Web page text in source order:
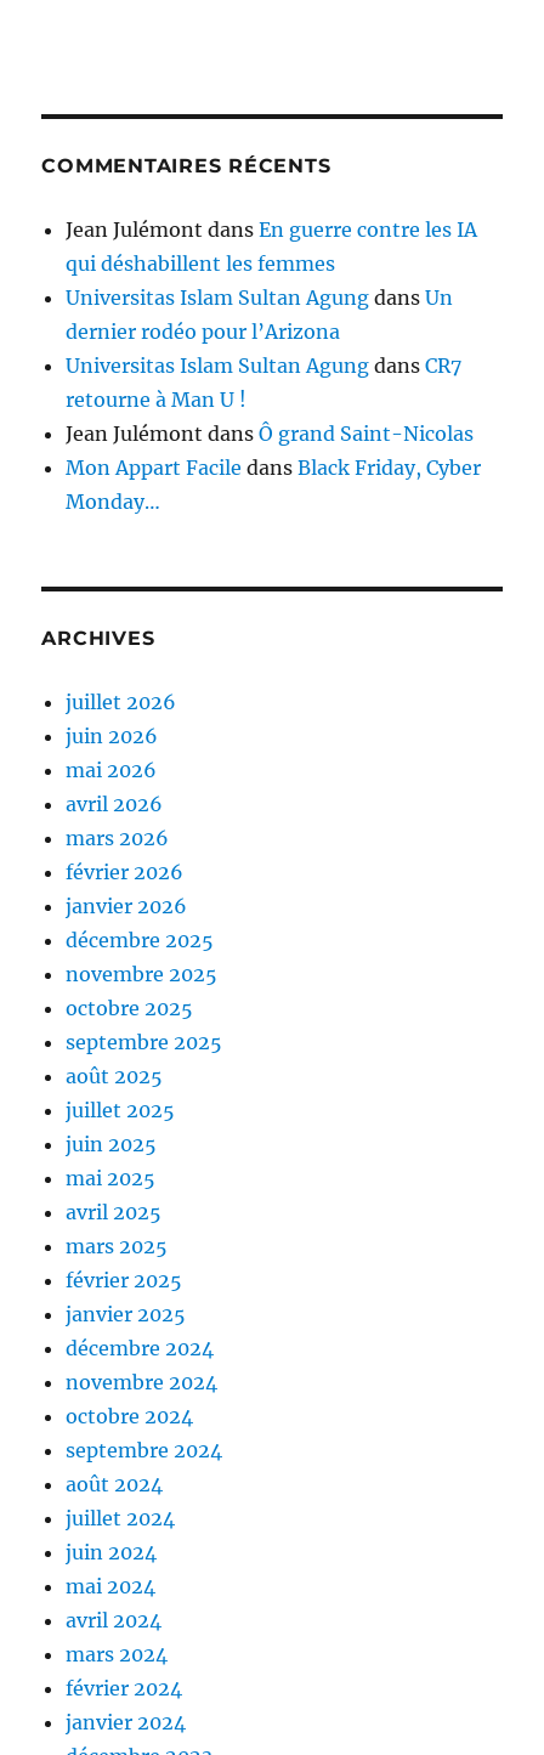
COMMENTAIRES RÉCENTS
Jean Julémont dansEn guerre contre les IA
qui déshabillent les femmes
Universitas Islam Sultan Agung dansUn
dernier rodéo pour l’Arizona
Universitas Islam Sultan Agung dansCR7
retourne à Man U !
Jean Julémont dansÔ grand Saint-Nicolas
Mon Appart Facile dansBlack Friday, Cyber
Monday…
ARCHIVES
juillet 2026
juin 2026
mai 2026
avril 2026
mars 2026
février 2026
janvier 2026
décembre 2025
novembre 2025
octobre 2025
septembre 2025
août 2025
juillet 2025
juin 2025
mai 2025
avril 2025
mars 2025
février 2025
janvier 2025
décembre 2024
novembre 2024
octobre 2024
septembre 2024
août 2024
juillet 2024
juin 2024
mai 2024
avril 2024
mars 2024
février 2024
janvier 2024